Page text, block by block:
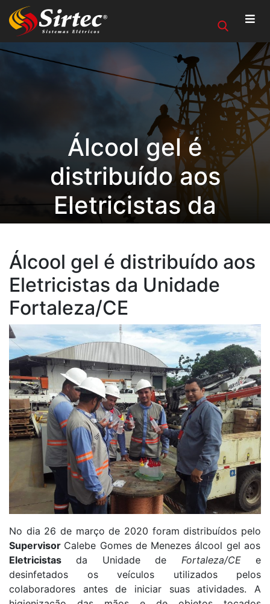
Álcool gel é
distribuído aos
Eletricistas da
Álcool gel é distribuído aos
Eletricistas da Unidade
Fortaleza/CE
No dia 26 de março de 2020 foram distribuídos pelo
Supervisor Calebe Gomes de Menezes álcool gel aos
Eletricistas da Unidade de Fortaleza/CEe
desinfetados os veículos utilizados pelos
colaboradores antes de iniciar suas atividades. A